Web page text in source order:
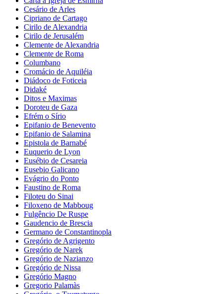
Cesário de Arles
Cipriano de Cartago
Cirilo de Alexandria
Cirilo de Jerusalém
Clemente de Alexandria
Clemente de Roma
Columbano
Cromácio de Aquiléia
Diádoco de Foticeia
Didaké
Ditos e Maximas
Doroteu de Gaza
Efrém o Sírio
Epifanio de Benevento
Epifanio de Salamina
Epistola de Barnabé
Euquerio de Lyon
Eusébio de Cesareia
Eusebio Galicano
Evágrio do Ponto
Faustino de Roma
Filoteu do Sinai
Filoxeno de Mabboug
Fulgêncio De Ruspe
Gaudencio de Brescia
Germano de Constantinopla
Gregório de Agrigento
Gregório de Narek
Gregório de Nazianzo
Gregório de Nissa
Gregório Magno
Gregorio Palamàs